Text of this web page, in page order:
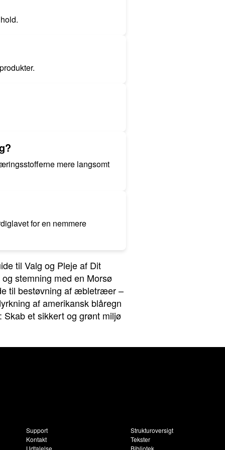
mere langsomt
for en nemmere
til Valg og Pleje af Dit
stemning med en Morsø
til bestøvning af æbletræer –
af amerikansk blåregn
et sikkert og grønt miljø
Support
Kontakt
Udtalelse
Strukturoversigt
Tekster
Bibliotek